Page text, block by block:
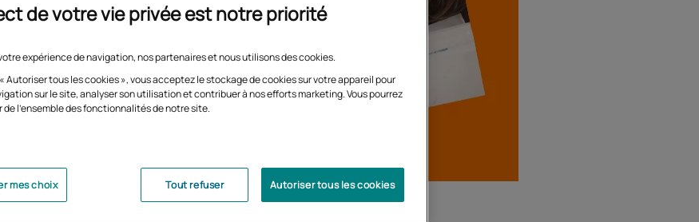
de votre vie privée est notre priorité
expérience de navigation, nos partenaires et nous utilisons des cookies.
Autoriser tous les cookies », vous acceptez le stockage de cookies sur votre appareil pour
sur le site, analyser son utilisation et contribuer à nos efforts marketing. Vous pourrez
de l'ensemble des fonctionnalités de notre site.
Tout refuser Autoriser tous les cookies
mes choix